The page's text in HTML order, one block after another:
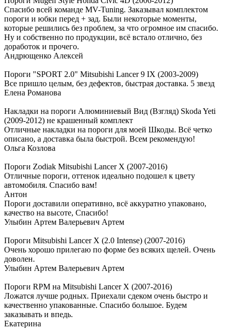
Спасибо всей команде MV-Tuning. Заказывал комплектом
пороги и юбки перед + зад. Были некоторые моменты,
которые решились без проблем, за что огромное им спасибо.
Ну и собственно по продукции, всё встало отлично, без
доработок и прочего.
Андрющенко Алексей
Пороги "SPORT 2.0" Mitsubishi Lancer 9 IX (2003-2009)
Все пришло целым, без дефектов, быстрая доставка. 5 звезд
Елена Романова
Накладки на пороги Алюминиевый Вид (Взгляд) Skoda Yeti
(2009-2012) не крашенный комплект
Отличные накладки на пороги для моей Шкоды. Всё четко
описано, а доставка была быстрой. Всем рекомендую!
Ольга Козлова
Пороги Zodiak Mitsubishi Lancer X (2007-2016)
Отличные пороги, оттенок идеально подошел к цвету
автомобиля. Спасибо вам!
Антон
Пороги доставили оперативно, всё аккуратно упаковано,
качество на высоте, Спасибо!
Улыбин Артем Валерьевич Артем
Пороги Mitsubishi Lancer X (2.0 Intense) (2007-2016)
Очень хорошо прилегаю по форме без всяких щелей. Очень
доволен.
Улыбин Артем Валерьевич Артем
Пороги RPM на Mitsubishi Lancer X (2007-2016)
Ложатся лучше родных. Приехали сдеком очень быстро и
качественно упакованные. Спасибо большое. Будем
заказывать и впедь.
Екатерина